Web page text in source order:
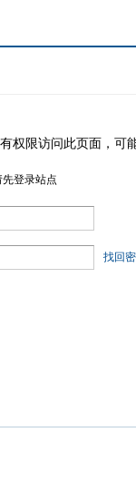
权限访问此页面，可
登录站点
找回